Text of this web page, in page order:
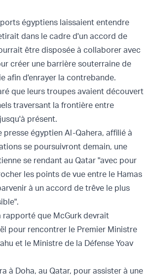
égyptiens laissaient entendre
dans le cadre d'un accord de
être disposée à collaborer avec
créer une barrière souterraine de
afin d'enrayer la contrebande.
que leurs troupes avaient découvert
traversant la frontière entre
présent.
presse égyptien Al-Qahera, affilié à
se poursuivront demain, une
se rendant au Qatar "avec pour
les points de vue entre le Hamas
à un accord de trêve le plus
rapporté que McGurk devrait
pour rencontrer le Premier Ministre
et le Ministre de la Défense Yoav
à Doha, au Qatar, pour assister à une